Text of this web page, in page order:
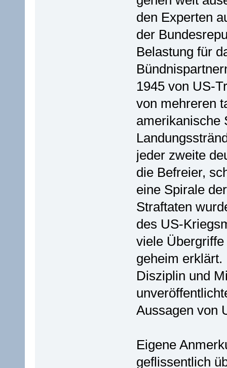
den Experten
der
Belastung für
1945 von US-
von mehreren
amerikanische
jeder zweite
die Befreier,
eine Spirale
Straftaten
des US-
viele
geheim
Disziplin und
Aussagen von
Eigene
geflissentlich